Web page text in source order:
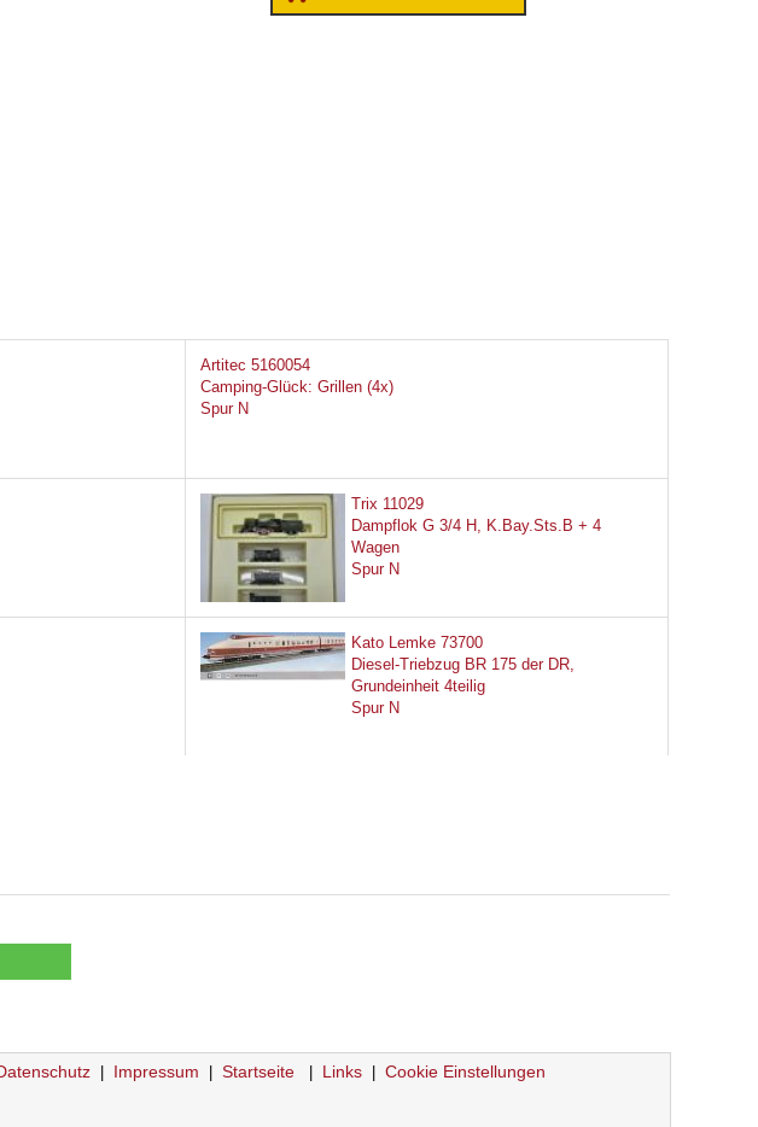
Artitec 5160054
Camping-Glück: Grillen (4x)
Spur N
Trix 11029
Dampflok G 3/4 H, K.Bay.Sts.B + 4
Wagen
Spur N
Kato Lemke 73700
Diesel-Triebzug BR 175 der DR,
Grundeinheit 4teilig
Spur N
Impressum Startseite Links Cookie Einstellungen